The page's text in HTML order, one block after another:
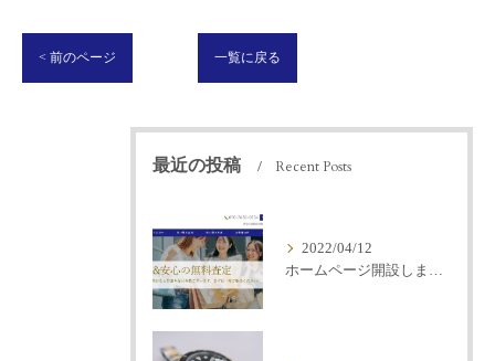
< 前のページ 一覧に戻る
最近の投稿 Recent Posts
2022/04/12
ホームページ開設しました